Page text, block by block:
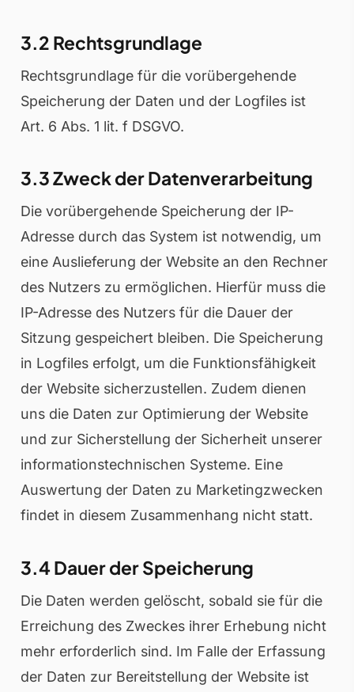
3.2 Rechtsgrundlage
Rechtsgrundlage für die vorübergehende
Speicherung der Daten und der Logfiles ist
Art. 6 Abs. 1 lit. f DSGVO.
3.3 Zweck der Datenverarbeitung
Die vorübergehende Speicherung der IP-
Adresse durch das System ist notwendig, um
eine Auslieferung der Website an den Rechner
des Nutzers zu ermöglichen. Hierfür muss die
IP-Adresse des Nutzers für die Dauer der
Sitzung gespeichert bleiben. Die Speicherung
in Logfiles erfolgt, um die Funktionsfähigkeit
der Website sicherzustellen. Zudem dienen
uns die Daten zur Optimierung der Website
und zur Sicherstellung der Sicherheit unserer
informationstechnischen Systeme. Eine
Auswertung der Daten zu Marketingzwecken
findet in diesem Zusammenhang nicht statt.
3.4 Dauer der Speicherung
Die Daten werden gelöscht, sobald sie für die
Erreichung des Zweckes ihrer Erhebung nicht
mehr erforderlich sind. Im Falle der Erfassung
der Daten zur Bereitstellung der Website ist